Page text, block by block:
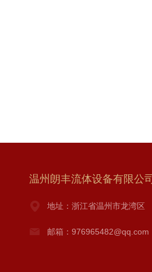
温州朗丰流体设备有限公司
地址：浙江省温州市龙湾区
邮箱：976965482@qq.com